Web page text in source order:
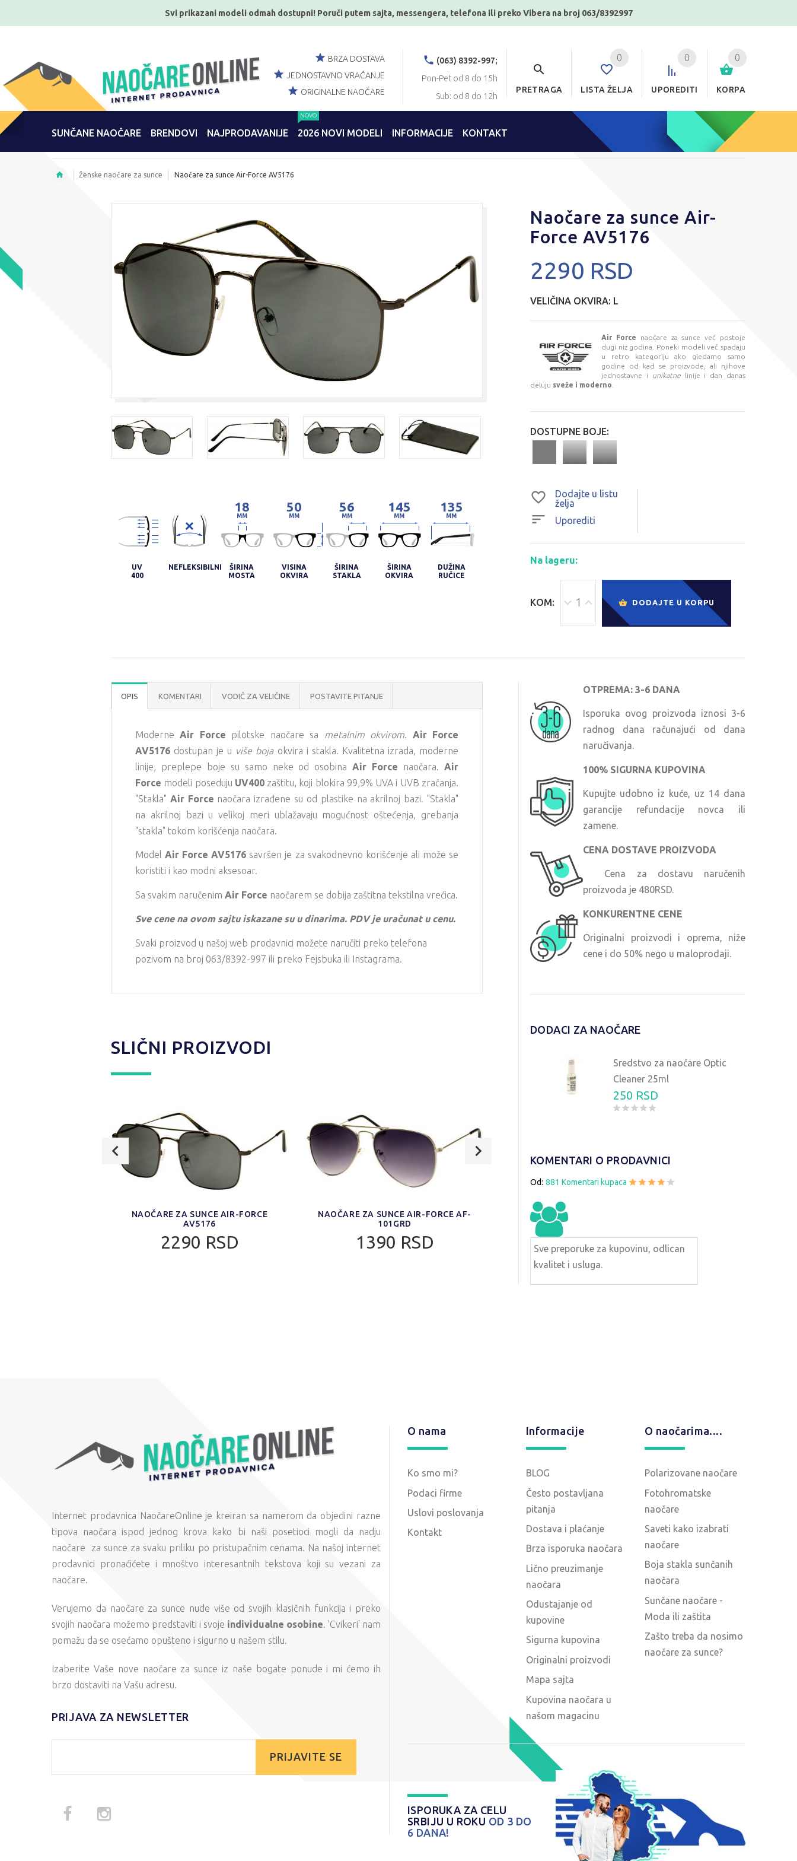
Svi prikazani modeli odmah dostupni! Poruči putem sajta, messengera, telefona ili preko Vibera na broj 063/8392997
0
KORPA
0
UPOREDITI
0
LISTA ŽELJA
PRETRAGA
(063) 8392-997;
Pon-Pet od 8 do 15h
Sub: od 8 do 12h
BRZA DOSTAVA
JEDNOSTAVNO VRAĆANJE
ORIGINALNE NAOČARE
SUNČANE NAOČARE BRENDOVI NAJPRODAVANIJE 2026 NOVI MODELI
NOVO
INFORMACIJE KONTAKT
Ženske naočare za sunce Naočare za sunce Air-Force AV5176
UV
400
NEFLEKSIBILNI
18
MM
ŠIRINA
MOSTA
50
MM
VISINA
OKVIRA
56
MM
ŠIRINA
STAKLA
145
MM
ŠIRINA
OKVIRA
135
MM
DUŽINA
RUČICE
Naočare za sunce Air-
Force AV5176
2290 RSD
VELIČINA OKVIRA: L
Air Force naočare za sunce već postoje
dugi niz godina. Poneki modeli već spadaju
u retro kategoriju ako gledamo samo
godine od kad se proizvode, ali njihove
jednostavne i
unikatne
linije i dan danas
deluju sveže i moderno
DOSTUPNE BOJE:
Dodajte u listu
želja
Uporediti
Na lageru:
KOM: DODAJTE U KORPU
OPIS KOMENTARI VODIČ ZA VELIČINE POSTAVITE PITANJE
ModerneAir Force pilotske naočare sa metalnim okvirom. Air Force
AV5176 dostupan je u više bojaokvira i stakla. Kvalitetna izrada, moderne
linije, preplepe boje su samo neke od osobinaAir Force naočara.Air
Force modeli poseduju UV400zaštitu, koji blokira 99,9% UVA i UVB zračanja.
"Stakla" Air Force naočara izrađene su od plastike na akrilnoj bazi. "Stakla"
na akrilnoj bazi u velikoj meri ublažavaju mogućnost oštećenja, grebanja
"stakla" tokom korišćenja naočara.
ModelAir Force AV5176 savršen je za svakodnevno korišćenje ali može se
koristiti i kao modni aksesoar.
Sa svakim naručenim Air Force naočarem se dobija zaštitna tekstilna vrećica.
Sve cene na ovom sajtu iskazane su u dinarima. PDV je uračunat u cenu.
Svaki proizvod u našoj web prodavnici možete naručiti preko telefona
pozivom na broj 063/8392-997 ili preko Fejsbuka ili Instagrama.
SLIČNI PROIZVODI
NAOČARE ZA SUNCE AIR-FORCE
AV5176
2290 RSD
NAOČARE ZA SUNCE AIR-FORCE AF-
101GRD
1390 RSD
NAOČARE ZA SUNCE AIR-FORCE AF104
1690 RSD
OTPREMA: 3-6 DANA
Isporuka ovog proizvoda iznosi 3-6
radnog dana računajući od dana
naručivanja.
100% SIGURNA KUPOVINA
Kupujte udobno iz kuće, uz 14 dana
garancije refundacije novca ili
zamene.
CENA DOSTAVE PROIZVODA
Cena za dostavu naručenih
proizvoda je 480RSD.
KONKURENTNE CENE
Originalni proizvodi i oprema, niže
cene i do 50% nego u maloprodaji.
DODACI ZA NAOČARE
Sredstvo za naočare Optic
Cleaner 25ml
250 RSD
KOMENTARI O PRODAVNICI
Od: 881 Komentari kupaca
Sve preporuke za kupovinu, odlican
kvalitet i usluga.
Internet prodavnica NaočareOnline je kreiran sa namerom da objedini razne
tipova naočara ispod jednog krova kako bi naši posetioci mogli da nadju
naočare za sunce za svaku priliku po pristupačnim cenama. Na našoj internet
prodavnici pronaćićete i mnoštvo interesantnih tekstova koji su vezani za
naočare.
Verujemo da naočare za sunce nude više od svojih klasičnih funkcija i preko
svojih naočara možemo predstaviti i svoje individualne osobine. 'Cvikeri' nam
pomažu da se osećamo opušteno i sigurno u našem stilu.
Izaberite Vaše nove naočare za sunce iz naše bogate ponude i mi ćemo ih
brzo dostaviti na Vašu adresu.
PRIJAVA ZA NEWSLETTER
PRIJAVITE SE
O nama
Ko smo mi?
Podaci firme
Uslovi poslovanja
Kontakt
Informacije
BLOG
Često postavljana
pitanja
Dostava i plaćanje
Brza isporuka naočara
Lično preuzimanje
naočara
Odustajanje od
kupovine
Sigurna kupovina
Originalni proizvodi
Mapa sajta
Kupovina naočara u
našom magacinu
O naočarima....
Polarizovane naočare
Fotohromatske
naočare
Saveti kako izabrati
naočare
Boja stakla sunčanih
naočara
Sunčane naočare -
Moda ili zaštita
Zašto treba da nosimo
naočare za sunce?
ISPORUKA ZA CELU
SRBIJU U ROKU OD 3 DO
6 DANA!